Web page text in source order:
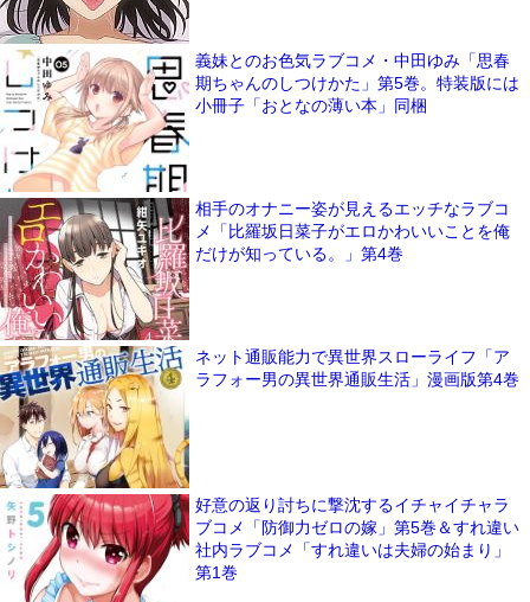
義妹とのお色気ラブコメ・中田ゆみ「思春
期ちゃんのしつけかた」第5巻。特装版には
小冊子「おとなの薄い本」同梱
相手のオナニー姿が見えるエッチなラブコ
メ「比羅坂日菜子がエロかわいいことを俺
だけが知っている。」第4巻
ネット通販能力で異世界スローライフ「ア
ラフォー男の異世界通販生活」漫画版第4巻
好意の返り討ちに撃沈するイチャイチャラ
ブコメ「防御力ゼロの嫁」第5巻＆すれ違い
社内ラブコメ「すれ違いは夫婦の始まり」
第1巻